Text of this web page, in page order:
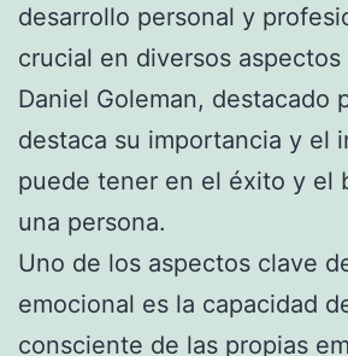
desarrollo personal y
crucial en diversos aspectos
Daniel Goleman, destacado
destaca su importancia y el
puede tener en el éxito y el
una persona.
Uno de los aspectos clave
emocional es la capacidad
consciente de las propias